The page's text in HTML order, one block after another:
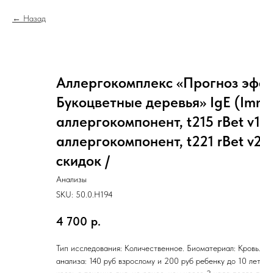
Назад
Аллергокомплекс «Прогноз
Букоцветные деревья» IgE
аллергокомпонент, t215 rBet
аллергокомпонент, t221 rBet
скидок /
Анализы
SKU: 50.0.H194
4 700 р.
Тип исследования: Количественное. Биоматериал:
анализа: 140 руб взрослому и 200 руб ребенку до 10